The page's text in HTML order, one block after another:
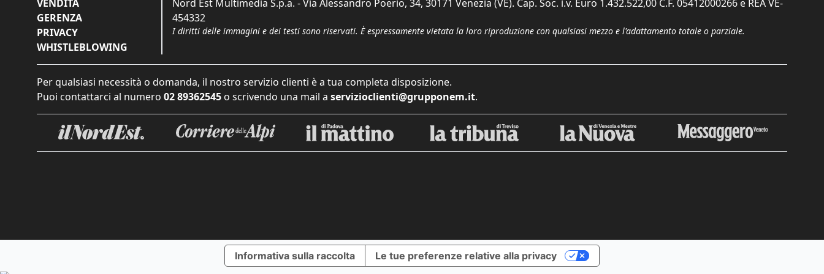
VENDITA
GERENZA
PRIVACY
WHISTLEBLOWING
Nord Est Multimedia S.p.a. - Via Alessandro Poerio, 34, 30171 Venezia (VE). Cap. Soc. i.v. Euro 1.432.522,00 C.F. 05412000266 e REA VE-
454332
I diritti delle immagini e dei testi sono riservati. È espressamente vietata la loro riproduzione con qualsiasi mezzo e l'adattamento totale o parziale.
Per qualsiasi necessità o domanda, il nostro servizio clienti è a tua completa disposizione.
Puoi contattarci al numero 02 89362545 o scrivendo una mail a servizioclienti@grupponem.it.
Informativa sulla raccolta Le tue preferenze relative alla privacy